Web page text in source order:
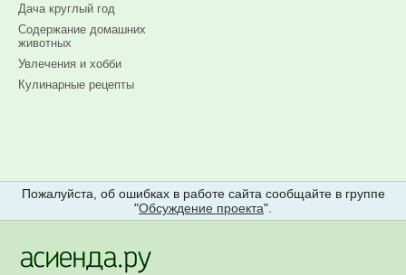
Дача круглый год
Содержание домашних
животных
Увлечения и хобби
Кулинарные рецепты
Пожалуйста, об ошибках в работе сайта сообщайте в группе
"Обсуждение проекта".